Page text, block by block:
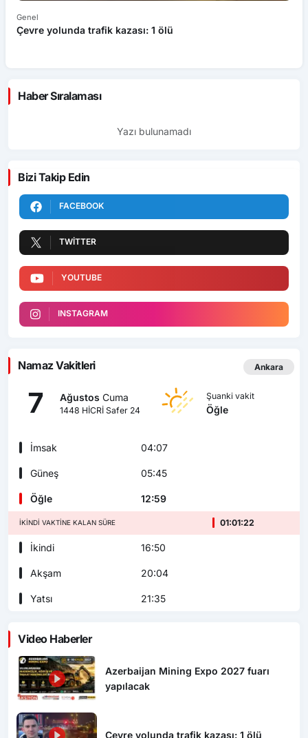
Genel
Çevre yolunda trafik kazası: 1 ölü
Haber Sıralaması
Yazı bulunamadı
Bizi Takip Edin
FACEBOOK
TWITTER
YOUTUBE
INSTAGRAM
Namaz Vakitleri Ankara
7 Ağustos Cuma
1448 HİCRİ Safer 24
Şuanki vakit
Öğle
İmsak 04:07
Güneş 05:45
Öğle 12:59
İKINDI VAKTINE KALAN SÜRE 01:01:21
İkindi 16:50
Akşam 20:04
Yatsı 21:35
Video Haberler
Azerbaijan Mining Expo 2027 fuarı
yapılacak
Çevre yolunda trafik kazası: 1 ölü